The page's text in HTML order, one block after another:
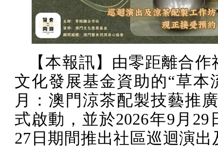
【本報訊】由零距離合
文化發展基金資助的“草本
月：澳門涼茶配製技藝推
式啟動，並於2026年9月 29
27 日期間推出社區巡迴演出